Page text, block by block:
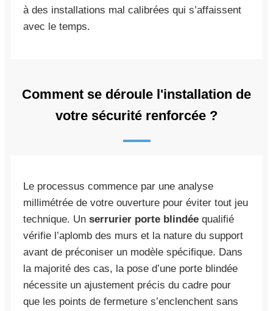
à des installations mal calibrées qui s’affaissent
avec le temps.
Comment se déroule l'installation de
votre sécurité renforcée ?
Le processus commence par une analyse
millimétrée de votre ouverture pour éviter tout jeu
technique. Un serrurier porte blindée qualifié
vérifie l’aplomb des murs et la nature du support
avant de préconiser un modèle spécifique. Dans
la majorité des cas, la pose d’une porte blindée
nécessite un ajustement précis du cadre pour
que les points de fermeture s’enclenchent sans